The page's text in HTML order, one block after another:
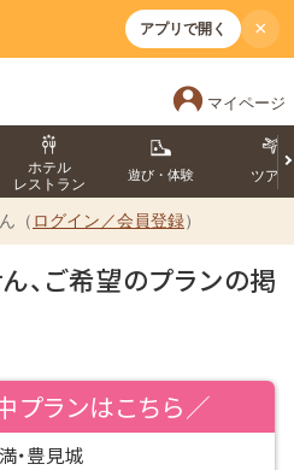
アプリで開く ×
マイページ
ホテル
レストラン
遊び・体験 ツアー
（ ログイン／会員登録）
、ご希望のプランの掲
プランはこちら／
・豊見城